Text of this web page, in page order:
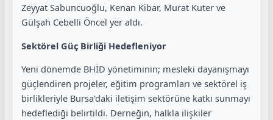
Zeyyat Sabuncuoğlu, Kenan Kibar, Murat Kuter ve
Gülşah Cebelli Öncel yer aldı.
Sektörel Güç Birliği Hedefleniyor
Yeni dönemde BHİD yönetiminin; mesleki dayanışmayı
güçlendiren projeler, eğitim programları ve sektörel iş
birlikleriyle Bursa'daki iletişim sektörüne katkı sunmayı
hedeflediği belirtildi. Derneğin, halkla ilişkiler